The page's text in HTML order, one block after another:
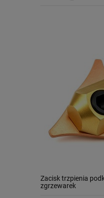
Zacisk trzpienia
zgrzewarek